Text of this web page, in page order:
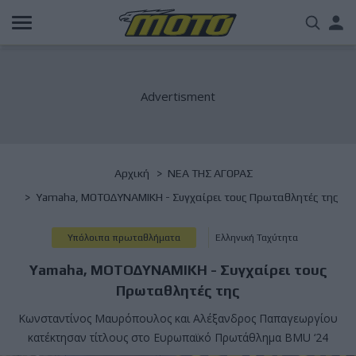
Παράκαμψη
προς
Breadcrumb
Αρχική
NΕΑ ΤΗΣ ΑΓΟΡΑΣ
Yamaha, ΜΟΤΟΔΥΝΑΜΙΚΗ - Συγχαίρει τους Πρωταθλητές της
Υπόλοιπα πρωταθλήματα Ελληνική Ταχύτητα
Yamaha, ΜΟΤΟΔΥΝΑΜΙΚΗ - Συγχαίρει τους
Πρωταθλητές της
Κωνσταντίνος Μαυρόπουλος και Αλέξανδρος Παπαγεωργίου
κατέκτησαν τίτλους στο Ευρωπαϊκό Πρωτάθλημα BMU ‘24